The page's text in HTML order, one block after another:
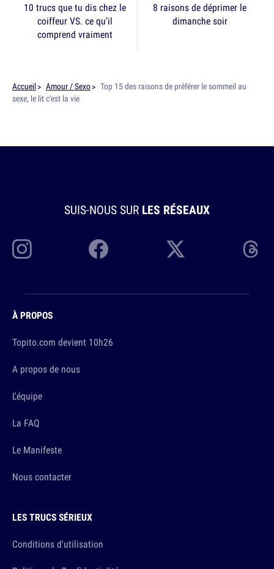
10 trucs que tu dis chez le
coiffeur VS. ce qu'il
comprend vraiment
8 raisons de déprimer le
dimanche soir
Accueil Amour / Sexo
Top 15 des raisons de préférer le sommeil au
sexe, le lit c'est la vie
SUIS-NOUS SUR LES RÉSEAUX
À PROPOS
Topito.com devient 10h26
A propos de nous
L'équipe
La FAQ
Le Manifeste
Nous contacter
LES TRUCS SÉRIEUX
Conditions d'utilisation